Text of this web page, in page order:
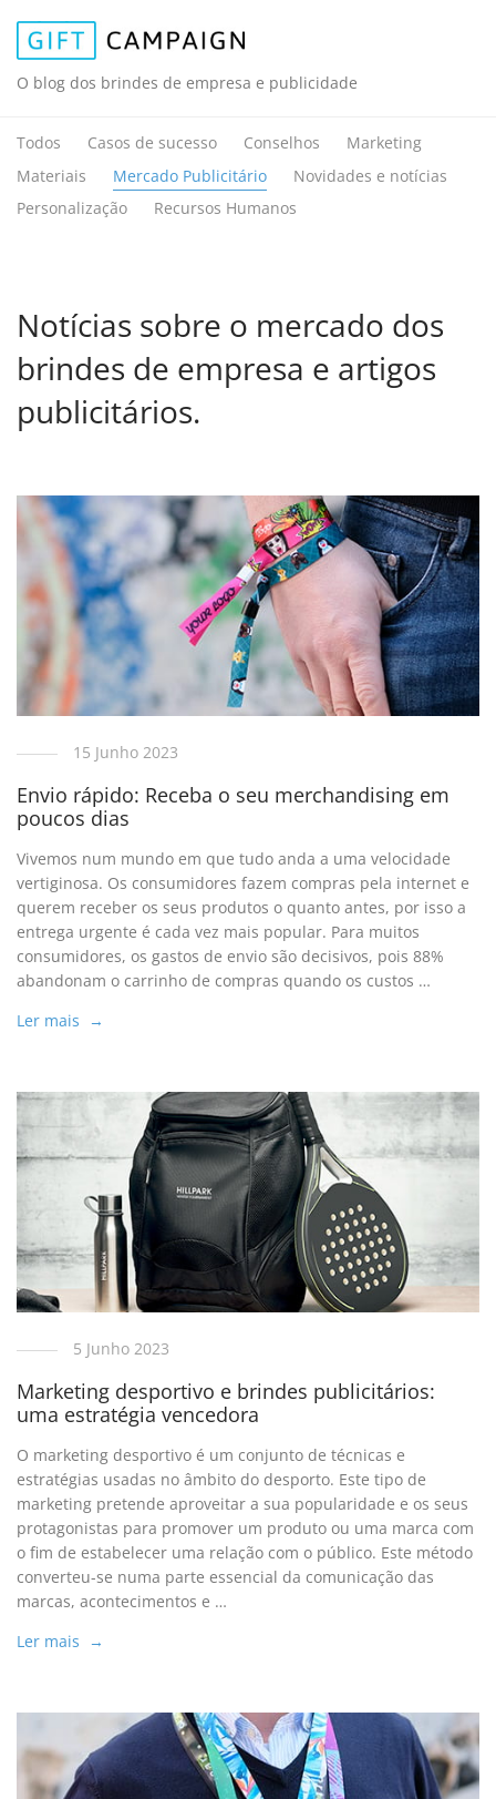
O blog dos brindes de empresa e publicidade
Todos Casos de sucesso Conselhos
Marketing
Materiais
Mercado Publicitário
Novidades e notícias
Personalização
Recursos Humanos
Notícias sobre o mercado dos
brindes de empresa e artigos
publicitários.
15 Junho 2023
Envio rápido: Receba o seu merchandising em
poucos dias
Vivemos num mundo em que tudo anda a uma velocidade
vertiginosa. Os consumidores fazem compras pela internet e
querem receber os seus produtos o quanto antes, por isso a
entrega urgente é cada vez mais popular. Para muitos
consumidores, os gastos de envio são decisivos, pois 88%
abandonam o carrinho de compras quando os custos …
Ler mais →
5 Junho 2023
Marketing desportivo e brindes publicitários:
uma estratégia vencedora
O marketing desportivo é um conjunto de técnicas e
estratégias usadas no âmbito do desporto. Este tipo de
marketing pretende aproveitar a sua popularidade e os seus
protagonistas para promover um produto ou uma marca com
o fim de estabelecer uma relação com o público. Este método
converteu-se numa parte essencial da comunicação das
marcas, acontecimentos e …
Ler mais →